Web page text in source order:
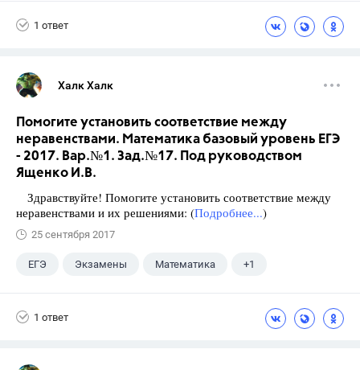
1 ответ
Халк Халк
Помогите установить соответствие между
неравенствами. Математика базовый уровень ЕГЭ
- 2017. Вар.№1. Зад.№17. Под руководством
Ященко И.В.
Здравствуйте! Помогите установить соответствие между
неравенствами и их решениями: (Подробнее...)
25 сентября 2017
ЕГЭ Экзамены Математика +1
1 ответ